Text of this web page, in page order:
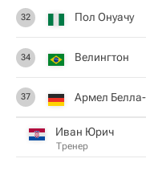
32 Пол Онуачу
34 Велингтон
37 Армел
Иван Юрич
Тренер